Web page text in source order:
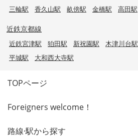
三輪駅
香久山駅 畝傍駅 金橋駅 高田駅
近鉄京都線
近鉄宮津駅 狛田駅 新祝園駅 木津川台駅
平城駅
大和西大寺駅
TOPページ
Foreigners welcome！
路線·駅から探す